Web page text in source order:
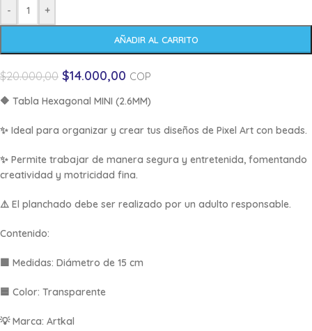
- +
AÑADIR AL CARRITO
$20.000,00 $14.000,00 COP
🔶 Tabla Hexagonal MINI (2.6MM)
✨ Ideal para organizar y crear tus diseños de Pixel Art con beads.
✨ Permite trabajar de manera segura y entretenida, fomentando
creatividad y motricidad fina.
⚠️ El planchado debe ser realizado por un adulto responsable.
Contenido:
Medidas: Diámetro de 15 cm
Color: Transparente
💡Marca: Artkal